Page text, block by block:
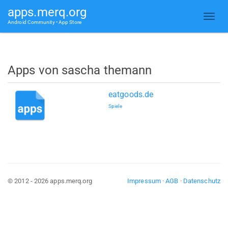
apps.merq.org
Android Community • App Store
Apps von sascha themann
eatgoods.de
Spiele
Impressum·AGB · Datenschutz
© 2012 - 2026 apps.merq.org